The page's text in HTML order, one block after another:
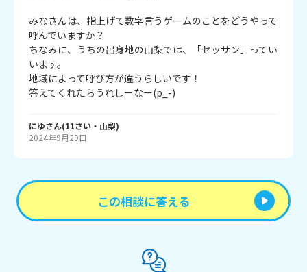
みなさんは、指上げて数字言うゲームのことをどうやって
呼んでいますか？
ちなみに、うちの出身地の山梨では、「セッサン」ってい
います。
地域によって呼び方が違うらしいです！
答えてくれたらうれしーなー(p_-)
にゆさん(11さい・ 山梨)
2024年9月29日
この相談に答える